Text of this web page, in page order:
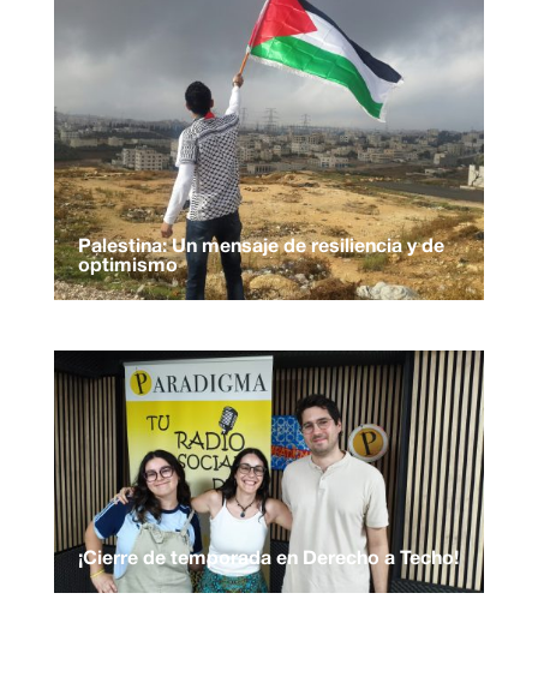
Palestina: Un mensaje de resiliencia y de
optimismo
¡Cierre de temporada en Derecho a Techo!